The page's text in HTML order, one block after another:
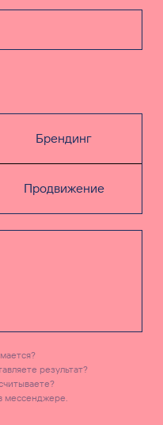
Брендинг
Продвижение
результат?
мессенджере.